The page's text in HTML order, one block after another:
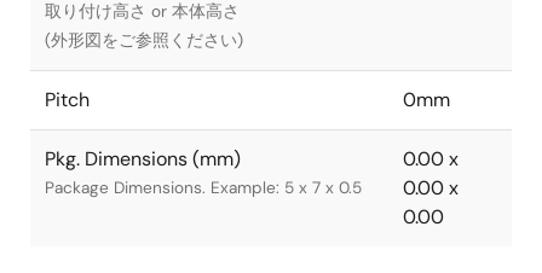
取り付け高さ or 本体高さ
(外形図をご参照ください)
Pitch 0mm
Pkg. Dimensions (mm)
Package Dimensions. Example: 5 x 7 x 0.5
0.00 x
0.00 x
0.00